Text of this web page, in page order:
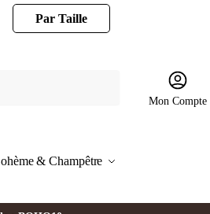
Par Taille
Mon Compte
& Champêtre